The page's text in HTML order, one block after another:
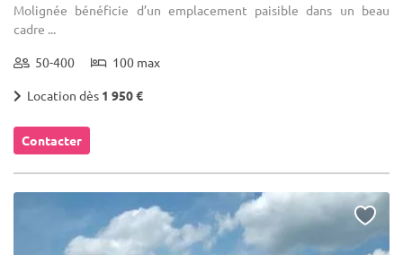
Molignée bénéficie d’un emplacement paisible dans un beau
cadre ...
50-400 100 max
Location dès 1 950 €
Contacter